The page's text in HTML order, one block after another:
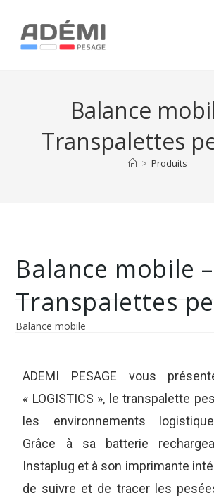
Balance
Transpalettes
> Produits
Balance mobile –
Transpalettes
Balance mobile
ADEMI PESAGE vous
« LOGISTICS », le transpalette
les environnements
Grâce à sa batterie
Instaplug et à son imprimante
de suivre et de tracer les